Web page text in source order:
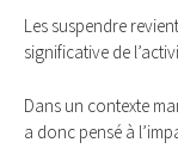
Les suspendre
significative de
Dans un contexte
a donc pensé à